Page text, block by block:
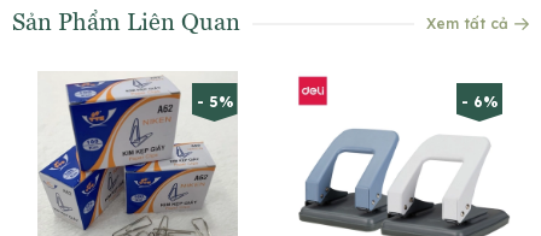
Sản Phẩm Liên Quan Xem tất cả
- 5% - 6%